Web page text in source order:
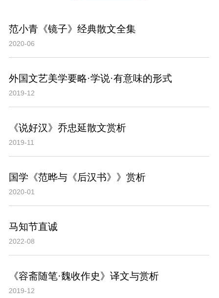
范小青《镜子》经典散文全集
2020-06
外国文艺美学要略·学说·有意味的形式
2019-12
《说好汉》乔忠延散文赏析
2019-11
国学《范晔与《后汉书》》赏析
2020-01
马知节直诚
2022-08
《容斋随笔·魏收作史》译文与赏析
2019-12